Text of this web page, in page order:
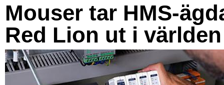
Mouser tar HMS-
Red Lion ut i världen